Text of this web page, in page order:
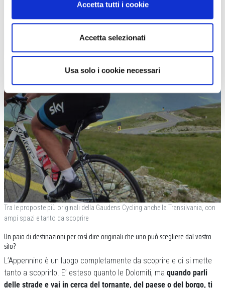
Accetta tutti i cookie
Accetta selezionati
Usa solo i cookie necessari
Tra le proposte più originali della Gaudens Cycling anche la Transilvania, con
ampi spazi e tanto da scoprire
Un paio di destinazioni per così dire originali che uno può scegliere dal vostro
sito?
L’Appennino è un luogo completamente da scoprire e ci si mette
tanto a scoprirlo. E’ esteso quanto le Dolomiti, ma quando parli
delle strade e vai in cerca del tornante, del paese o del borgo, ti